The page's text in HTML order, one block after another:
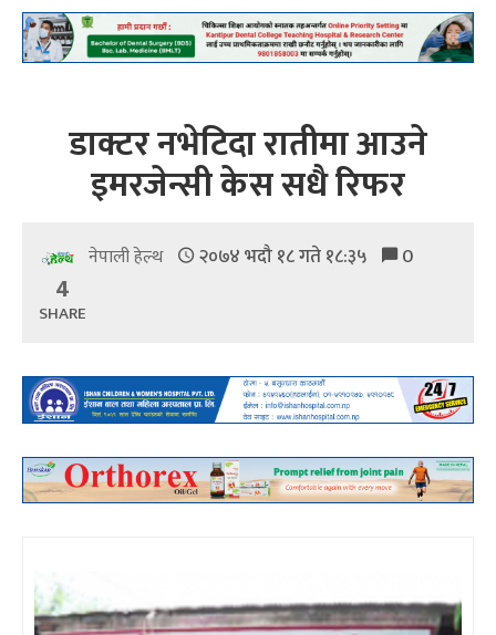
डाक्टर नभेटिदा रातीमा आउने
इमरजेन्सी केस सधै रिफर
नेपाली हेल्थ २०७४ भदौ १८ गते १८:३५ 0
4
SHARE